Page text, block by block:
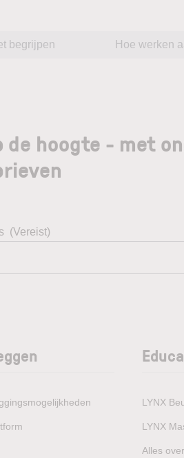
begrijpen Hoe werken
hoogte - met
(Vereist)
LYNX
LYNX
Alles